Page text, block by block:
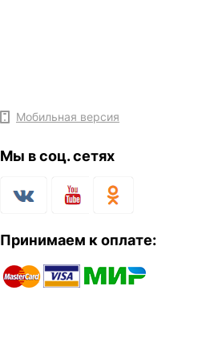
Мобильная версия
Мы в соц. сетях
Принимаем к оплате: